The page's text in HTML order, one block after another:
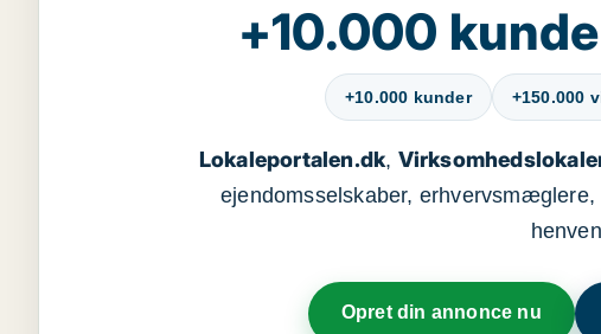
+10.000
+10.000 kunder +150.000
Lokaleportalen.dk,
ejendomsselskaber,
Opret din annonce nu